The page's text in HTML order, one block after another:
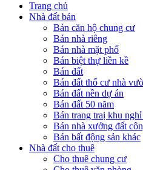
Trang chủ
Nhà đất bán
Bán căn hộ chung cư
Bán nhà riêng
Bán nhà mặt phố
Bán biệt thự liền kề
Bán đất
Bán đất thổ cư nhà
Bán đất nền dự án
Bán đất 50 năm
Bán trang traị khu
Bán nhà xưởng đất
Bán bất động sản khác
Nhà đất cho thuê
Cho thuê chung cư